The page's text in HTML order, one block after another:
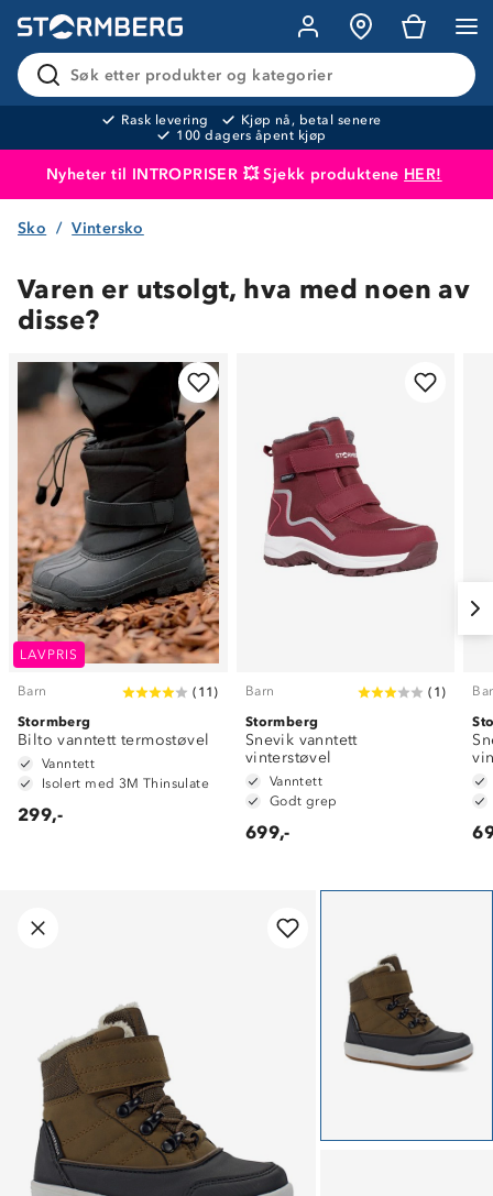
Søk etter produkter og kategorier
Rask levering
Kjøp nå, betal senere
100 dagers åpent kjøp
Nyheter til INTROPRISER 💥 Sjekk produktene HER!
Produktet er lagt i handlekurven
Sko Vintersko
Varen er utsolgt, hva med noen av
disse?
LAVPRIS
Barn ( 11 )
Stormberg
Bilto vanntett termostøvel
Vanntett
Isolert med 3M Thinsulate
299,-
Barn ( 1 )
Stormberg
Snevik vanntett
vinterstøvel
Vanntett
Godt grep
699,-